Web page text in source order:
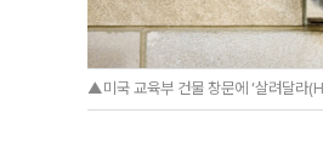
▲미국 교육부 건물 창문에 ‘살려달라